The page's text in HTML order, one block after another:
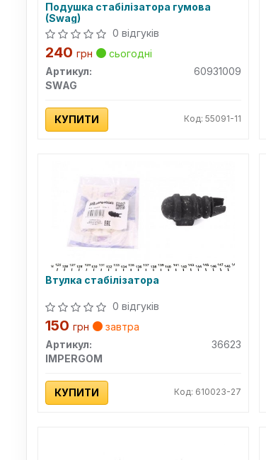
Подушка стабілізатора гумова
(Swag)
0 відгуків
240 грн
сьогодні
Артикул:
60931009
SWAG
КУПИТИ Код: 55091-11
Втулка стабілізатора
0 відгуків
150 грн
завтра
Артикул:
36623
IMPERGOM
КУПИТИ Код: 610023-27